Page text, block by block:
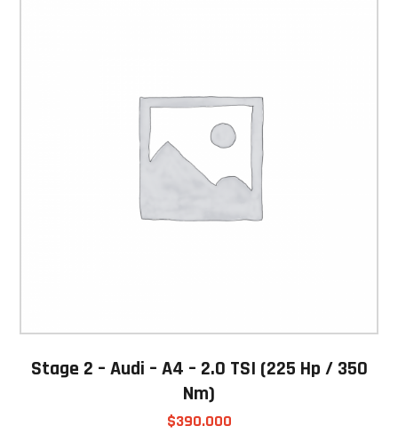
Stage 2 – Audi – A4 – 2.0 TSI (225 Hp / 350
Nm)
$390.000